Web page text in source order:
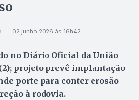
02 junho 2026 às 16h42
no Diário Oficial da União
projeto prevê implantação
porte para conter erosão
à rodovia.